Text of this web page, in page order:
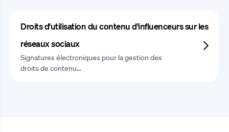
Droits d'utilisation du contenu d'influenceurs sur les
réseaux sociaux
Signatures électroniques pour la gestion des
droits de contenu…